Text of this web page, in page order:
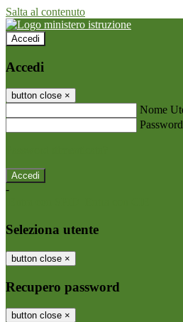
Salta al contenuto
Accedi
Accedi
button close ×
Nome
Password
-
Seleziona utente
button close ×
Recupero password
button close ×